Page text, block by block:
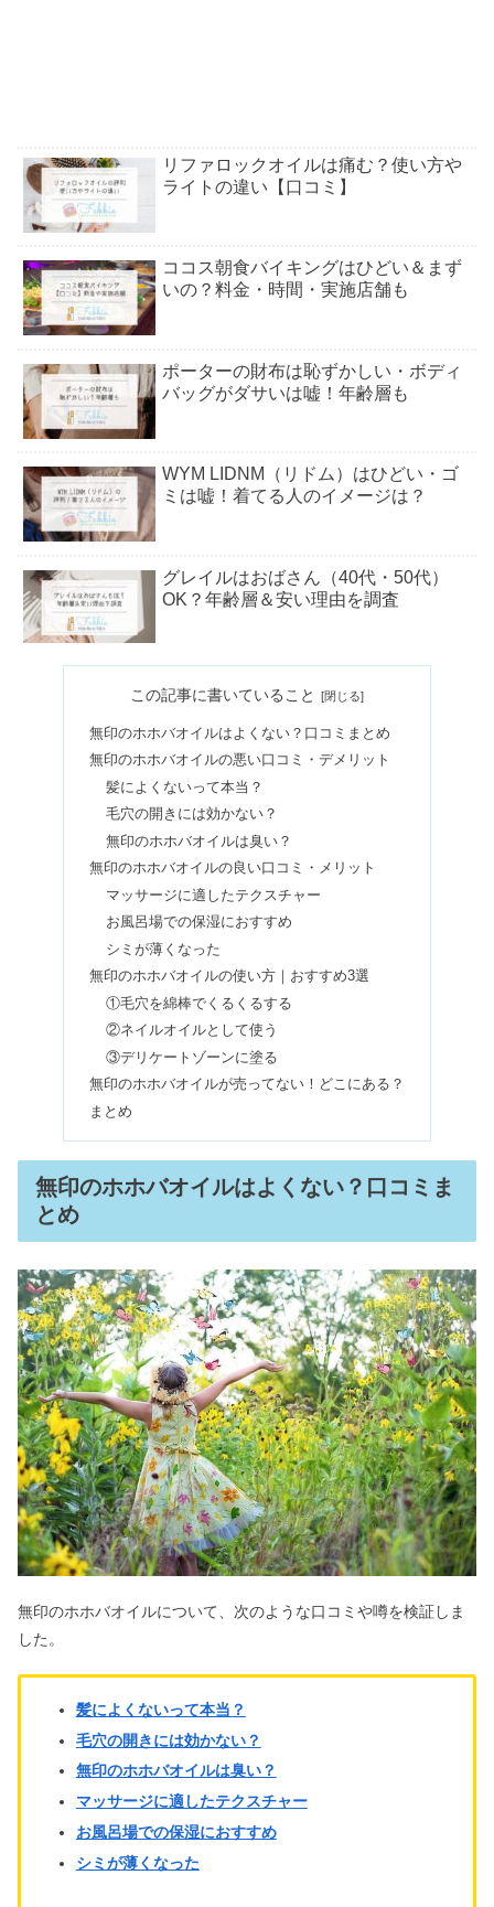
リファロックオイルは痛む？使い方や
ライトの違い【口コミ】
ココス朝食バイキングはひどい＆まず
いの？料金・時間・実施店舗も
ポーターの財布は恥ずかしい・ボディ
バッグがダサいは嘘！年齢層も
WYM LIDNM（リドム）はひどい・ゴ
ミは嘘！着てる人のイメージは？
グレイルはおばさん（40代・50代）
OK？年齢層＆安い理由を調査
黒くなる原因＆直し方も
プルームテックプラスの評判｜寿命
は？カプセルなしで吸うのはOK？
脱毛・除毛クリームは毛がだんだん薄
くなる？根元から抜ける使い方
ティルティルのクッションファンデは
崩れる？下地はいるorいらない？
コーチのアウトレット品が安い理由｜
【ノードグリーン】時計が恥ずかしい
SK-IIを使い続けると？使っている人の
肌&口コミ｜安く買うには
アイマッサージャーは目に悪い？効果
ない？デメリット＆口コミ
美肌注射プレミアムは効果なし？危険
性・失敗の口コミ＆持続期間も
ファンデを塗った瞬間毛穴落ちする原
電気バリブラシは意味ない？おばさん
が使い続けると効果ない？
レディディオールは何歳まで？ 愛用芸
能人や値上げの真実を調べてみた
この記事に書いていること
無印のホホバオイルはよくない？口コミまとめ
無印のホホバオイルの悪い口コミ・デメリット
髪によくないって本当？
毛穴の開きには効かない？
無印のホホバオイルは臭い？
無印のホホバオイルの良い口コミ・メリット
マッサージに適したテクスチャー
お風呂場での保湿におすすめ
シミが薄くなった
無印のホホバオイルの使い方｜おすすめ3選
①毛穴を綿棒でくるくるする
②ネイルオイルとして使う
③デリケートゾーンに塗る
無印のホホバオイルが売ってない！どこにある？
まとめ
無印のホホバオイルはよくない？口コミま
とめ
無印のホホバオイルについて、次のような口コミや噂を検証しま
した。
髪によくないって本当？
毛穴の開きには効かない？
無印のホホバオイルは臭い？
マッサージに適したテクスチャー
お風呂場での保湿におすすめ
シミが薄くなった